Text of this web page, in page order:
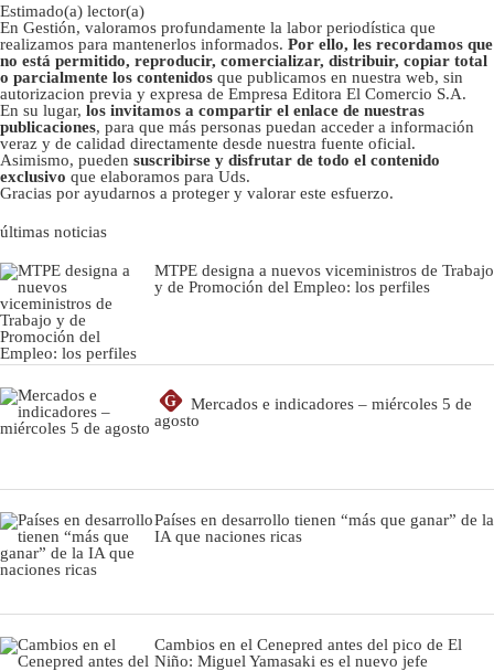
Estimado(a) lector(a)
En Gestión, valoramos profundamente la labor periodística que
realizamos para mantenerlos informados. Por ello, les recordamos que
no está permitido, reproducir, comercializar, distribuir, copiar total
o parcialmente los contenidos que publicamos en nuestra web, sin
autorizacion previa y expresa de Empresa Editora El Comercio S.A.
En su lugar, los invitamos a compartir el enlace de nuestras
publicaciones, para que más personas puedan acceder a información
veraz y de calidad directamente desde nuestra fuente oficial.
Asimismo, pueden suscribirse y disfrutar de todo el contenido
exclusivo que elaboramos para Uds.
Gracias por ayudarnos a proteger y valorar este esfuerzo.
últimas noticias
MTPE designa a nuevos viceministros de Trabajo
y de Promoción del Empleo: los perfiles
G
Mercados e indicadores – miércoles 5 de
agosto
Países en desarrollo tienen “más que ganar” de la
IA que naciones ricas
Cambios en el Cenepred antes del pico de El
Niño: Miguel Yamasaki es el nuevo jefe